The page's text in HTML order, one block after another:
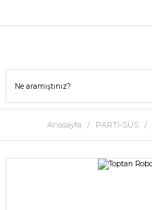
Anasayfa PARTİ-SÜS